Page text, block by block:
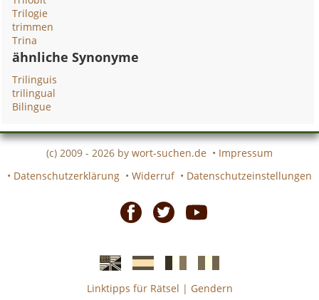
Trilogie
trimmen
Trina
ähnliche Synonyme
Trilinguis
trilingual
Bilingue
(c) 2009 - 2026 by wort-suchen.de • Impressum
• Datenschutzerklärung • Widerruf • Datenschutzeinstellungen
EnglischeSpanischefranzösicheitalienische
Linktipps für Rätsel | Gendern